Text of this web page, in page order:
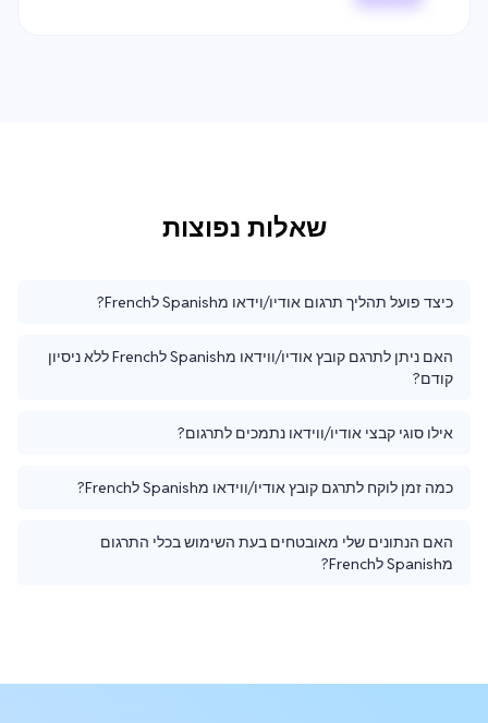
שאלות נפוצות
כיצד פועל תהליך תרגום אודיו/וידאו מSpanish לFrench?
האם ניתן לתרגם קובץ אודיו/ווידאו מSpanish לFrench ללא ניסיון
קודם?
אילו סוגי קבצי אודיו/ווידאו נתמכים לתרגום?
כמה זמן לוקח לתרגם קובץ אודיו/ווידאו מSpanish לFrench?
האם הנתונים שלי מאובטחים בעת השימוש בכלי התרגום
מSpanish לFrench?